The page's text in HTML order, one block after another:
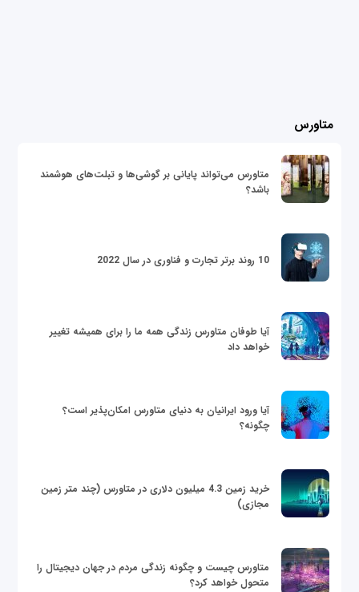
متاورس
متاورس می‌تواند پایانی بر گوشی‌ها و تبلت‌های هوشمند
باشد؟
10 روند برتر تجارت و فناوری در سال 2022
آیا طوفان متاورس زندگی همه ما را برای همیشه تغییر
خواهد داد
آیا ورود ایرانیان به دنیای متاورس امکان‌پذیر است؟
چگونه؟
خرید زمین 4.3 میلیون دلاری در متاورس (چند متر زمین
مجازی)
متاورس چیست و چگونه زندگی مردم در جهان دیجیتال را
متحول خواهد کرد؟